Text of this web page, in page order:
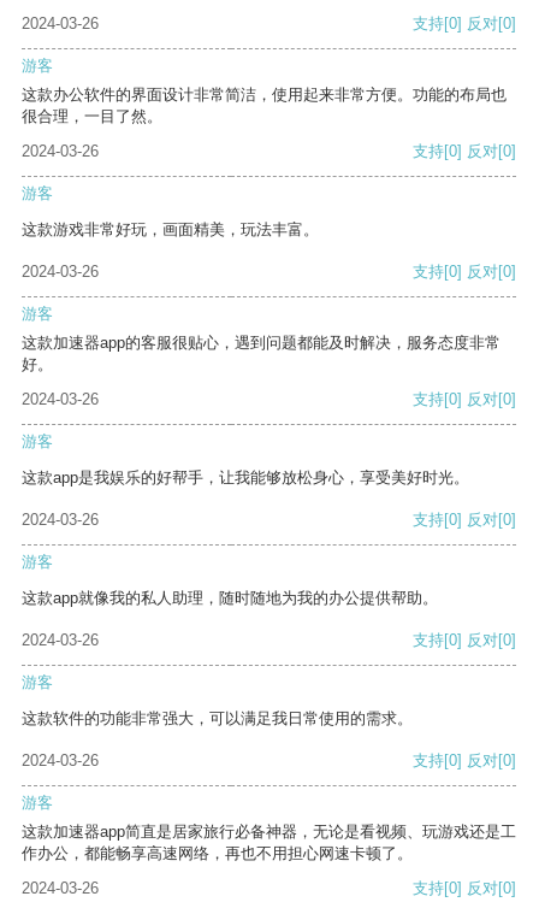
2024-03-26
支持[0] 反对[0]
游客
这款办公软件的界面设计非常简洁，使用起来非常方便。功能的布局也
很合理，一目了然。
2024-03-26
支持[0] 反对[0]
游客
这款游戏非常好玩，画面精美，玩法丰富。
2024-03-26 支持[0] 反对[0]
游客
这款加速器app的客服很贴心，遇到问题都能及时解决，服务态度非常
好。
2024-03-26
支持[0] 反对[0]
游客
这款app是我娱乐的好帮手，让我能够放松身心，享受美好时光。
2024-03-26 支持[0] 反对[0]
游客
这款app就像我的私人助理，随时随地为我的办公提供帮助。
2024-03-26 支持[0] 反对[0]
游客
这款软件的功能非常强大，可以满足我日常使用的需求。
2024-03-26 支持[0] 反对[0]
游客
这款加速器app简直是居家旅行必备神器，无论是看视频、玩游戏还是工
作办公，都能畅享高速网络，再也不用担心网速卡顿了。
2024-03-26
支持[0] 反对[0]